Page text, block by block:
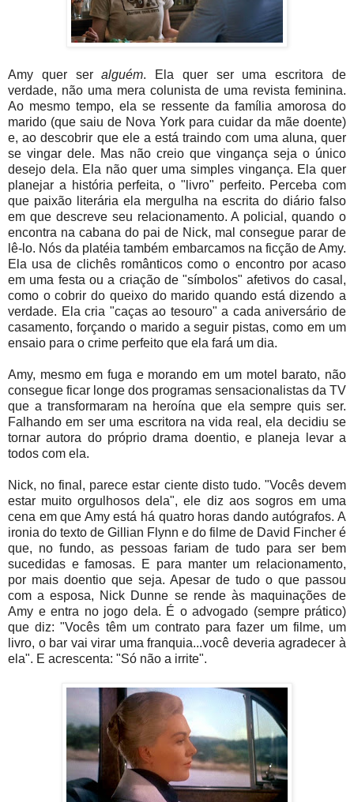
Amy quer seralguém. Ela quer ser uma escritora de
verdade, não uma mera colunista de uma revista feminina.
Ao mesmo tempo, ela se ressente da família amorosa do
marido (que saiu de Nova York para cuidar da mãe doente)
e, ao descobrir que ele a está traindo com uma aluna, quer
se vingar dele. Mas não creio que vingança seja o único
desejo dela. Ela não quer uma simples vingança. Ela quer
planejar a história perfeita, o "livro" perfeito. Perceba com
que paixão literária ela mergulha na escrita do diário falso
em que descreve seu relacionamento. A policial, quando o
encontra na cabana do pai de Nick, mal consegue parar de
lê-lo. Nós da platéia também embarcamos na ficção de Amy.
Ela usa de clichês românticos como o encontro por acaso
em uma festa ou a criação de "símbolos" afetivos do casal,
como o cobrir do queixo do marido quando está dizendo a
verdade. Ela cria "caças ao tesouro" a cada aniversário de
casamento, forçando o marido a seguir pistas, como em um
ensaio para o crime perfeito que ela fará um dia.
Amy, mesmo em fuga e morando em um motel barato, não
consegue ficar longe dos programas sensacionalistas da TV
que a transformaram na heroína que ela sempre quis ser.
Falhando em ser uma escritora na vida real, ela decidiu se
tornar autora do próprio drama doentio, e planeja levar a
todos com ela.
Nick, no final, parece estar ciente disto tudo. "Vocês devem
estar muito orgulhosos dela", ele diz aos sogros em uma
cena em que Amy está há quatro horas dando autógrafos. A
ironia do texto de Gillian Flynn e do filme de David Fincher é
que, no fundo, as pessoas fariam de tudo para ser bem
sucedidas e famosas. E para manter um relacionamento,
por mais doentio que seja. Apesar de tudo o que passou
com a esposa, Nick Dunne se rende às maquinações de
Amy e entra no jogo dela. É o advogado (sempre prático)
que diz: "Vocês têm um contrato para fazer um filme, um
livro, o bar vai virar uma franquia...você deveria agradecer à
ela". E acrescenta: "Só não a irrite".